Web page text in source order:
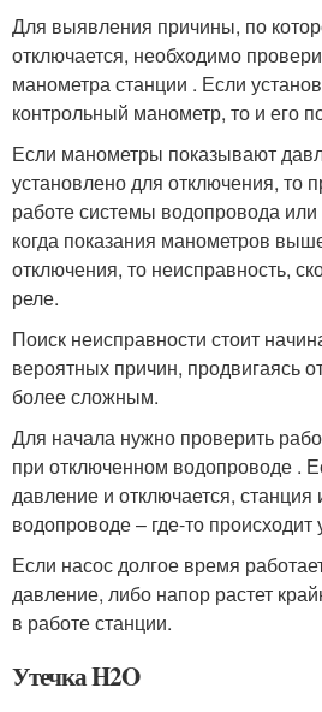
Для выявления причины, по
отключается, необходимо
манометра станции . Если
контрольный манометр, то и его
Если манометры показывают
установлено для отключения, то
работе системы водопровода
когда показания манометров
отключения, то неисправность,
реле.
Поиск неисправности стоит
вероятных причин, продвигаясь
более сложным.
Для начала нужно проверить
при отключенном водопроводе .
давление и отключается,
водопроводе – где-то происходит
Если насос долгое время
давление, либо напор растет
в работе станции.
Утечка H2O